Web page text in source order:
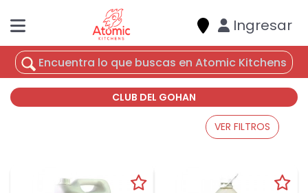
Ingresar
CLUB DEL GOHAN
VER FILTROS